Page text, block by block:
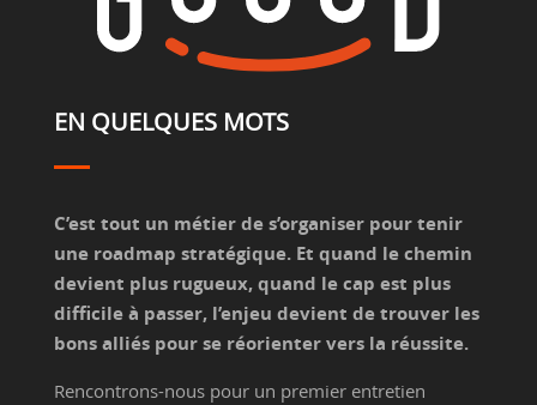
EN QUELQUES MOTS
C’est tout un métier de s’organiser pour tenir
une roadmap stratégique. Et quand le chemin
devient plus rugueux, quand le cap est plus
difficile à passer, l’enjeu devient de trouver les
bons alliés pour se réorienter vers la réussite.
Rencontrons-nous pour un premier entretien